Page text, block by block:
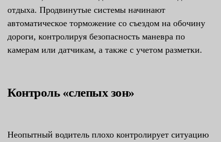
отдыха. Продвинутые системы начинают
автоматическое торможение со съездом на обочину
дороги, контролируя безопасность маневра по
камерам или датчикам, а также с учетом разметки.
Контроль «слепых зон»
Неопытный водитель плохо контролирует ситуацию